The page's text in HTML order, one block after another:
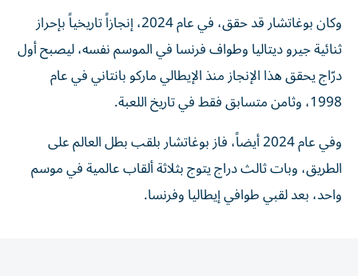
وكان بوغاتشار قد حقق، في عام 2024، إنجازاً تاريخياً بإحراز
ثنائية جيرو ديتاليا وطواف فرنسا في الموسم نفسه، ليصبح أول
درّاج يحقق هذا الإنجاز منذ الإيطالي ماركو بانتاني في عام
1998، وثامن متسابق فقط في تاريخ اللعبة.
وفي عام 2024 أيضاً، فاز بوغاتشار بلقب بطل العالم على
الطريق، وبات ثالث دراج يتوج بثلاثة ألقاب عالمية في موسم
واحد، بعد لقبي طوافي إيطاليا وفرنسا.